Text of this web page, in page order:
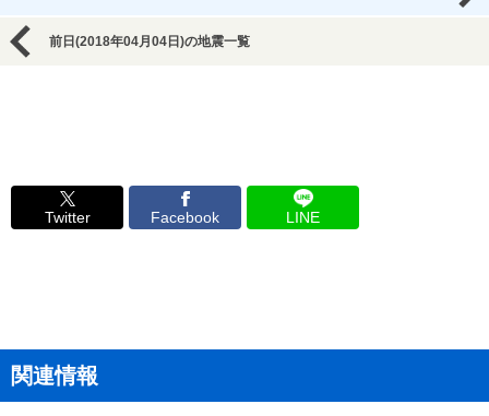
前日(2018年04月04日)の地震一覧
Twitter Facebook LINE
関連情報